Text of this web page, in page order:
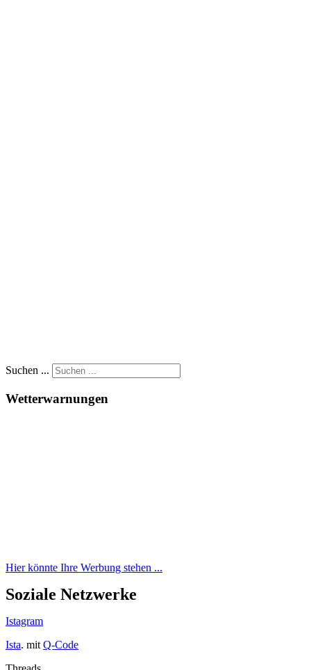
Suchen ...
Wetterwarnungen
Hier könnte Ihre Werbung stehen ...
Soziale Netzwerke
Istagram
Ista. mit Q-Code